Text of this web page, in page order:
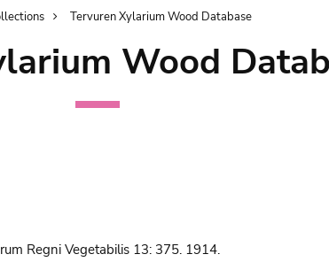
Tervuren Xylarium Wood Database
Wood
Regni Vegetabilis 13: 375. 1914.